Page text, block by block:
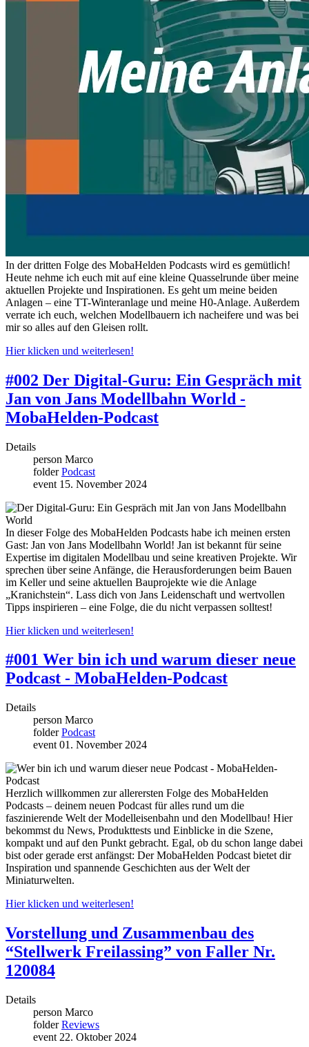
In der dritten Folge des MobaHelden Podcasts wird es gemütlich!
Heute nehme ich euch mit auf eine kleine Quasselrunde über meine
aktuellen Projekte und Inspirationen. Es geht um meine beiden
Anlagen – eine TT-Winteranlage und meine H0-Anlage. Außerdem
verrate ich euch, welchen Modellbauern ich nacheifere und was bei
mir so alles auf den Gleisen rollt.
Hier klicken und weiterlesen!
#002 Der Digital-Guru: Ein Gespräch mit
Jan von Jans Modellbahn World -
MobaHelden-Podcast
Details
person Marco
folder Podcast
event 15. November 2024
In dieser Folge des MobaHelden Podcasts habe ich meinen ersten
Gast: Jan von Jans Modellbahn World! Jan ist bekannt für seine
Expertise im digitalen Modellbau und seine kreativen Projekte. Wir
sprechen über seine Anfänge, die Herausforderungen beim Bauen
im Keller und seine aktuellen Bauprojekte wie die Anlage
„Kranichstein“. Lass dich von Jans Leidenschaft und wertvollen
Tipps inspirieren – eine Folge, die du nicht verpassen solltest!
Hier klicken und weiterlesen!
#001 Wer bin ich und warum dieser neue
Podcast - MobaHelden-Podcast
Details
person Marco
folder Podcast
event 01. November 2024
Herzlich willkommen zur allerersten Folge des MobaHelden
Podcasts – deinem neuen Podcast für alles rund um die
faszinierende Welt der Modelleisenbahn und den Modellbau! Hier
bekommst du News, Produkttests und Einblicke in die Szene,
kompakt und auf den Punkt gebracht. Egal, ob du schon lange dabei
bist oder gerade erst anfängst: Der MobaHelden Podcast bietet dir
Inspiration und spannende Geschichten aus der Welt der
Miniaturwelten.
Hier klicken und weiterlesen!
Vorstellung und Zusammenbau des
“Stellwerk Freilassing” von Faller Nr.
120084
Details
person Marco
folder Reviews
event 22. Oktober 2024